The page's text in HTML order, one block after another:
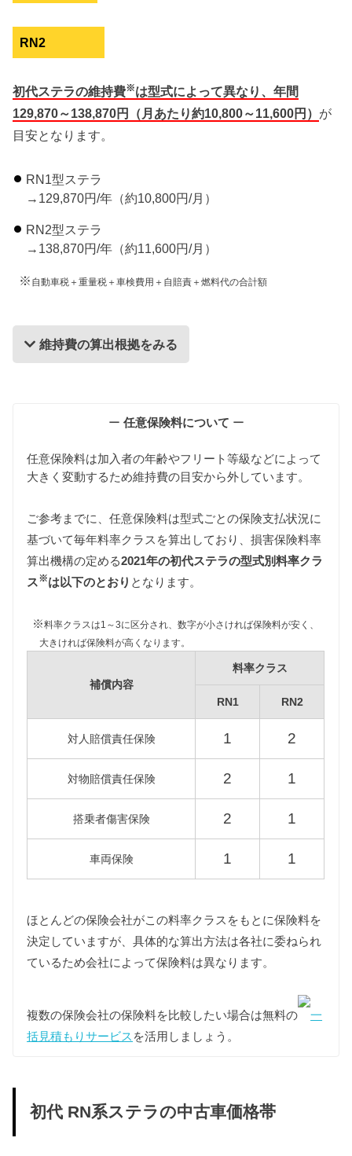
RN2
初代ステラの維持費※は型式によって異なり、年間
129,870～138,870円（月あたり約10,800～11,600円） が
目安となります。
RN1型ステラ
→129,870円/年（約10,800円/月）
RN2型ステラ
→138,870円/年（約11,600円/月）
※ 自動車税＋重量税＋車検費用＋自賠責＋燃料代の合計額
維持費の算出根拠をみる
維持費の算出根拠
自動車税
初代ステラは軽自動車ですのですべて同じ課税クラ
ス（〜660cc）です。
代ステラは環境負荷の関係で自動車税が約80%増額
されますが、維持費は標準税額をもとに算出してい
ます。
13年経過
RN1
重量税
軽自動車の重量税は車両重量の大小にかかわらず同
じ課税クラスとなります。
また新車登録後13年以上が経過した一部の年式の初
れますが、維持費は標準税額をもとに算出していま
す。
RN1
3,300円
車検費用
車検代行料金、一般消耗品の交換費用などを含め車
ー 任意保険料について ー
任意保険料は加入者の年齢やフリート等級などによって
大きく変動するため維持費の目安から外しています。
ご参考までに、任意保険料は型式ごとの保険支払状況に
基づいて毎年料率クラスを算出しており、損害保険料率
算出機構の定める2021年の初代ステラの型式別料率クラ
ス※は以下のとおり となります。
※料率クラスは1～3に区分され、数字が小さければ保険料が安く、
大きければ保険料が高くなります。
補償内容
料率クラス
RN1 RN2
対人賠償責任保険 1 2
対物賠償責任保険 2 1
搭乗者傷害保険 2 1
車両保険 1 1
ほとんどの保険会社がこの料率クラスをもとに保険料を
決定していますが、具体的な算出方法は各社に委ねられ
ているため会社によって保険料は異なります。
複数の保険会社の保険料を比較したい場合は無料の
一
括見積もりサービス を活用しましょう。
初代 RN系ステラの中古車価格帯